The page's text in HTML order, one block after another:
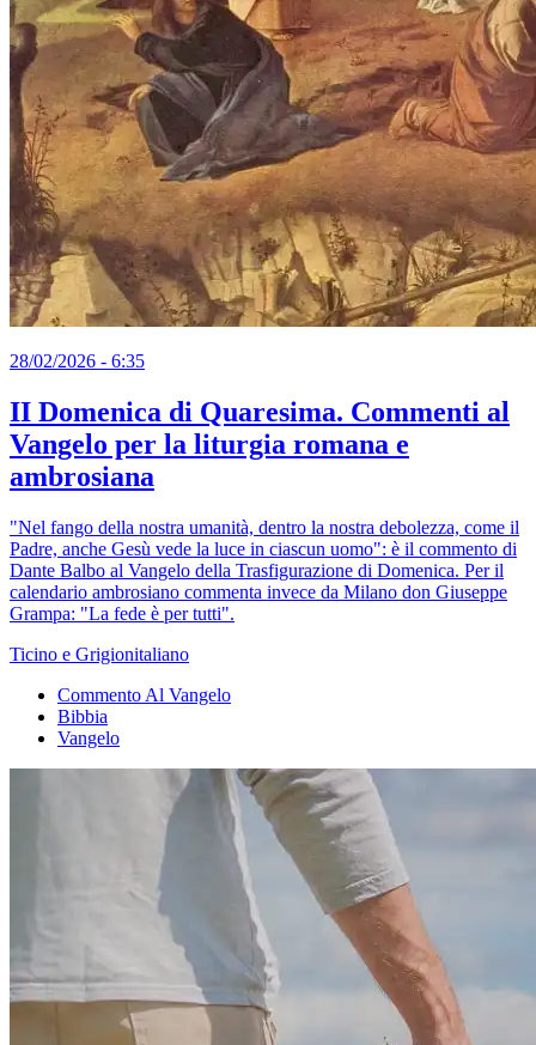
28/02/2026 - 6:35
II Domenica di Quaresima. Commenti al
Vangelo per la liturgia romana e
ambrosiana
"Nel fango della nostra umanità, dentro la nostra debolezza, come il
Padre, anche Gesù vede la luce in ciascun uomo": è il commento di
Dante Balbo al Vangelo della Trasfigurazione di Domenica. Per il
calendario ambrosiano commenta invece da Milano don Giuseppe
Grampa: "La fede è per tutti".
Ticino e Grigionitaliano
Commento Al Vangelo
Bibbia
Vangelo